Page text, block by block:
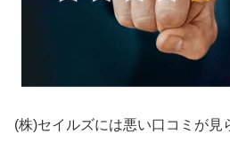
(株)セイルズには悪い口コミが見